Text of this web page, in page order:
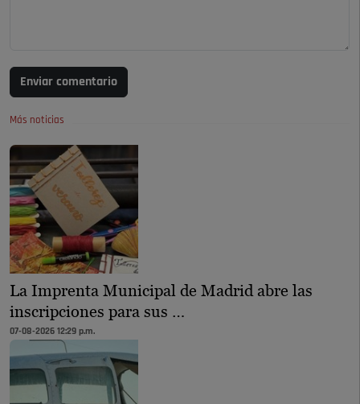
Enviar comentario
Más noticias
La Imprenta Municipal de Madrid abre las
inscripciones para sus …
07-08-2026 12:29 p.m.